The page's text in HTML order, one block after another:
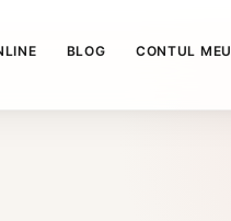
BLOG CONTUL MEU